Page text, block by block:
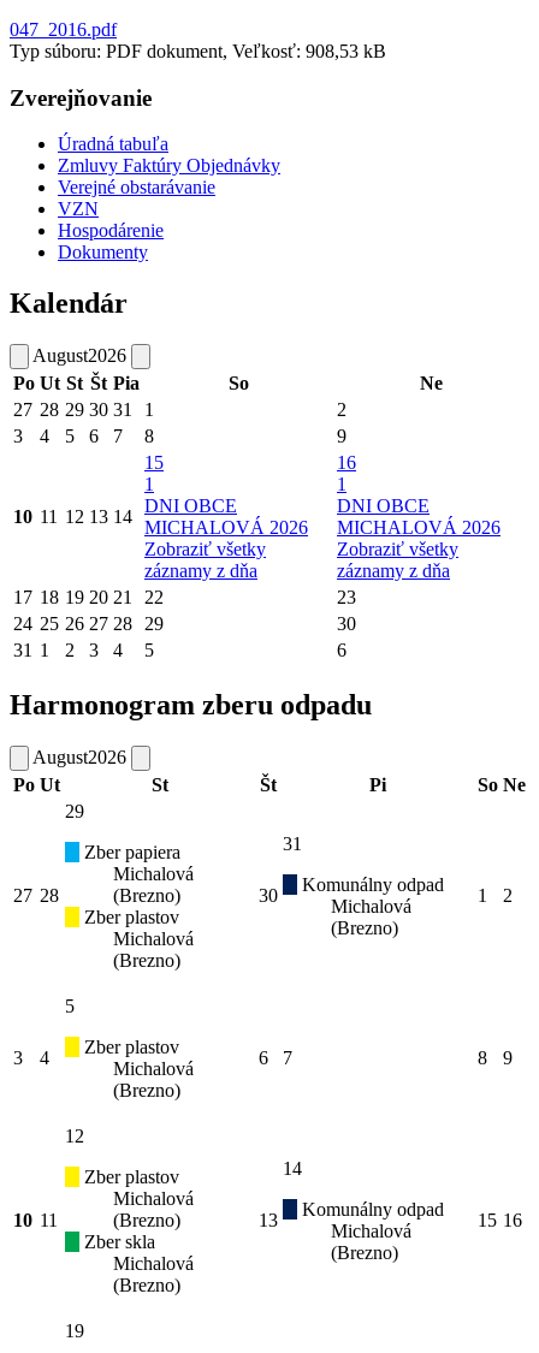
047_2016.pdf
Typ súboru: PDF dokument, Veľkosť: 908,53 kB
Zverejňovanie
Úradná tabuľa
Zmluvy Faktúry Objednávky
Verejné obstarávanie
VZN
Hospodárenie
Dokumenty
Kalendár
August2026
Po Ut St Št Pia So
Ne
27 28 29 30 31 1
2
3
4 5 6 7 8 9
10 11 12 13 14
15
1
DNI OBCE
MICHALOVÁ 2026
Zobraziť všetky
záznamy z dňa
16
1
DNI OBCE
MICHALOVÁ 2026
Zobraziť všetky
záznamy z dňa
17 18 19 20 21 22
23
24 25 26 27 28 29
30
31 1 2 3 4 5 6
Harmonogram zberu odpadu
August2026
Po Ut St Št Pi So Ne
27 28
29
Zber papiera
Michalová
(Brezno)
Zber plastov
Michalová
(Brezno)
30
31
Komunálny odpad
Michalová
(Brezno)
1 2
3 4
5
Zber plastov
Michalová
(Brezno)
6 7 8 9
10 11
12
Zber plastov
Michalová
(Brezno)
Zber skla
Michalová
(Brezno)
13
14
Komunálny odpad
Michalová
(Brezno)
15 16
19